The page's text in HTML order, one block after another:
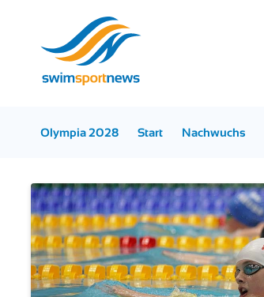
Olympia 2028 Start Nachwuchs